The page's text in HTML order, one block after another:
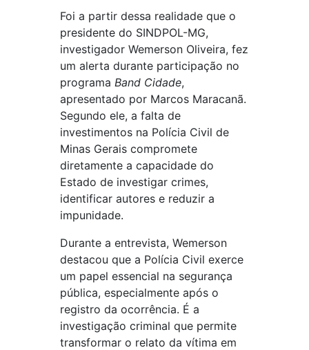
Foi a partir dessa realidade que o
presidente do SINDPOL-MG,
investigador Wemerson Oliveira, fez
um alerta durante participação no
programa Band Cidade,
apresentado por Marcos Maracanã.
Segundo ele, a falta de
investimentos na Polícia Civil de
Minas Gerais compromete
diretamente a capacidade do
Estado de investigar crimes,
identificar autores e reduzir a
impunidade.
Durante a entrevista, Wemerson
destacou que a Polícia Civil exerce
um papel essencial na segurança
pública, especialmente após o
registro da ocorrência. É a
investigação criminal que permite
transformar o relato da vítima em